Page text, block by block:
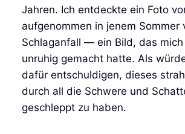
Jahren. Ich entdeckte ein Foto
aufgenommen in jenem Sommer
Schlaganfall — ein Bild, das
unruhig gemacht hatte. Als
dafür entschuldigen, dieses
durch all die Schwere und
geschleppt zu haben.